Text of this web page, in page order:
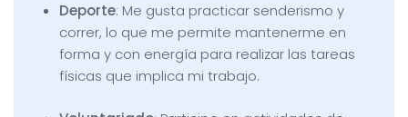
Deporte: Me gusta practicar senderismo y
correr, lo que me permite mantenerme en
forma y con energía para realizar las tareas
físicas que implica mi trabajo.